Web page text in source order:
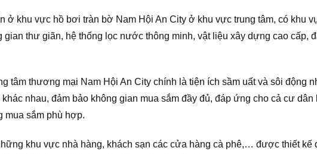
ở khu vực hồ bơi tràn bờ Nam Hội An City ở khu vực trung tâm, có khu
thư giãn, hệ thống lọc nước thông minh, vật liệu xây dựng cao cấp,
tâm thương mại Nam Hội An City chính là tiện ích sầm uất và sôi động
nhau, đảm bảo không gian mua sắm đầy đủ, đáp ứng cho cả cư
mua sắm phù hợp.
khu vực nhà hàng, khách sạn các cửa hàng cà phê,… được thiết kế